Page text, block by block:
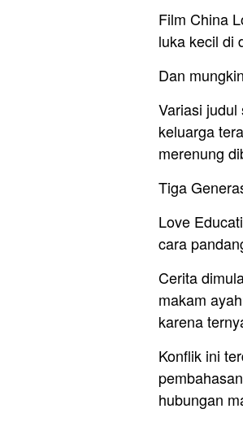
Film China
luka kecil di
Dan
Variasi
keluarga
merenung
Tiga
Love
cara
Cerita
makam
karena
Konflik ini
hubungan